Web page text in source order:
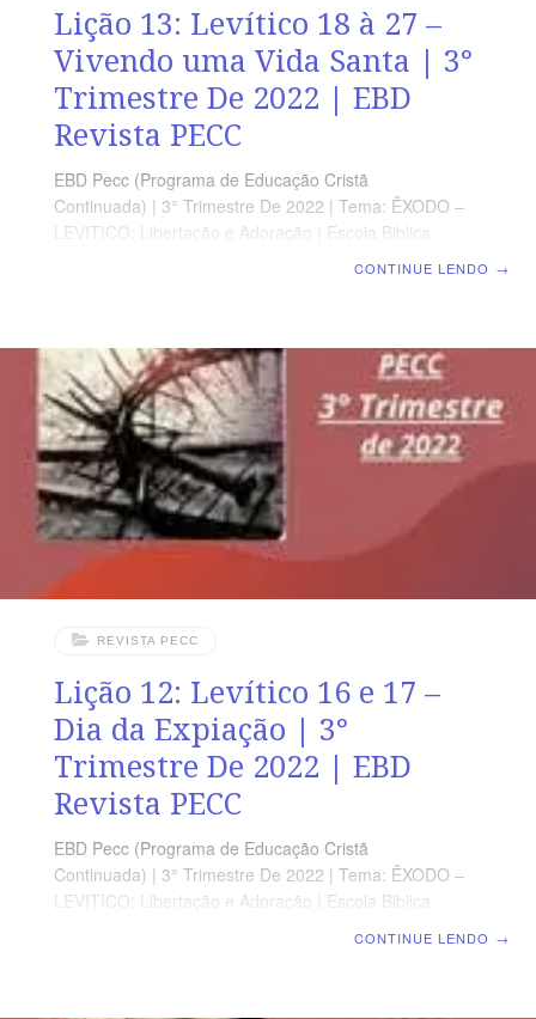
Lição 13: Levítico 18 à 27 –
Vivendo uma Vida Santa | 3°
Trimestre De 2022 | EBD
Revista PECC
EBD Pecc (Programa de Educação Cristã
Continuada) | 3° Trimestre De 2022 | Tema: ÊXODO –
LEVITICO: Libertação e Adoração | Escola Biblica
inclusive o número da página. ORIENTAÇÃO
PEDAGÓGICO Em Levítico 18 a 27 há 353 versos,
respectivamente. Sugerimos começar a aula lendo, com
todos os presentes, Levítico 18.9 – 19.2 (5 a 7 min.). A
revista funciona como guia
CONTINUE LENDO →
REVISTA PECC
Lição 12: Levítico 16 e 17 –
Dia da Expiação | 3°
Trimestre De 2022 | EBD
Revista PECC
EBD Pecc (Programa de Educação Cristã
Continuada) | 3° Trimestre De 2022 | Tema: ÊXODO –
LEVITICO: Libertação e Adoração | Escola Biblica
CONTINUE LENDO →